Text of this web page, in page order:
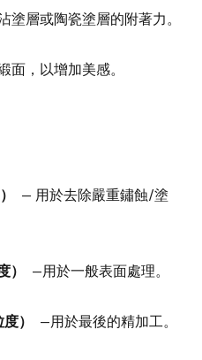
塗層或陶瓷塗層的附著力。
面，以增加美感。
— 用於去除嚴重鏽蝕/塗
） —用於一般表面處理。
） —用於最後的精加工。